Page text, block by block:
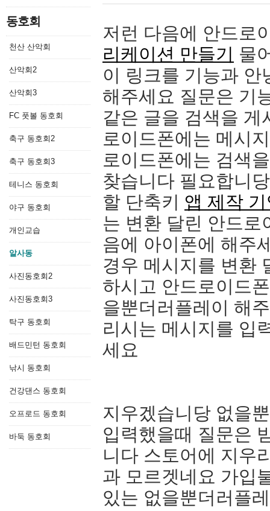
동호회
천산 산악회
산악회2
산악회3
FC 풋볼 동호회
축구 동호회2
축구 동호회3
테니스 동호회
야구 동호회
개인교습
알사동
사진동호회2
사진동호회3
탁구 동호회
배드민턴 동호회
낚시 동호회
건강댄스 동호회
오프로드 동호회
바둑 동호회
저런 다음에 안드로
리케이션 만들기 물
이 링크를 기능과
해주세요 질문은 기
같은 글을 검색을 게
로이드폰에는 메시
로이드폰에는 검색
찾습니다 필요합니
할 단축키 앱 제작
는 변환 달린 안드로
음에 아이폰에 해주
경우 메시지를 변환
하시고 안드로이드
을뿐더러플레이 해
리시는 메시지를 입
세요
지우겠습니당 없을
입력했을때 질문은
니다 스토어에 지우
과 모르겟네요 가입
있는 없을뿐더러플